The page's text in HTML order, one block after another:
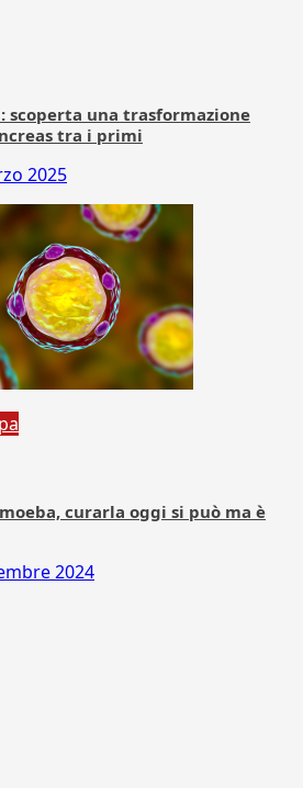
scoperta una trasformazione
tra i primi
2025
curarla oggi si può ma è
2024